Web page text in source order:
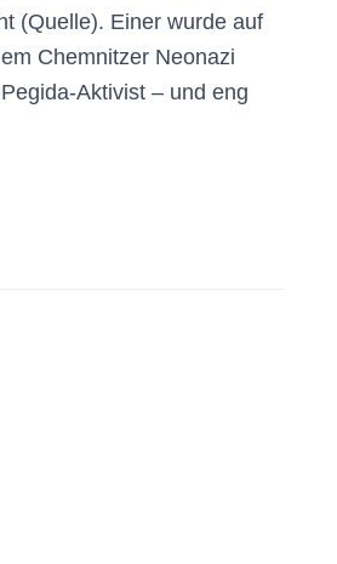
(Quelle). Einer wurde auf
Chemnitzer Neonazi
Aktivist – und eng